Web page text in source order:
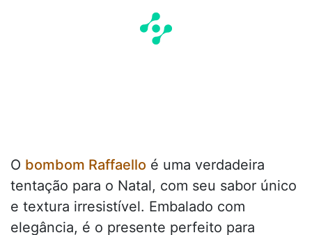
O bombom Raffaello é uma verdadeira
tentação para o Natal, com seu sabor único
e textura irresistível. Embalado com
elegância, é o presente perfeito para